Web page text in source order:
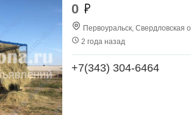
0
Первоуральск, Свердловская
2 года назад
+7(343) 304-6464